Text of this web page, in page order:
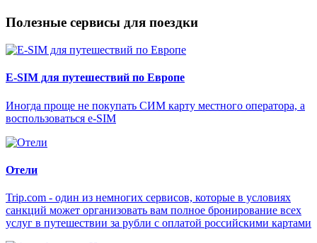
Полезные сервисы для поездки
E-SIM для путешествий по Европе
Иногда проще не покупать СИМ карту местного оператора, а
воспользоваться e-SIM
Отели
Trip.com - один из немногих сервисов, которые в условиях
санкций может организовать вам полное бронирование всех
услуг в путешествии за рубли с оплатой российскими картами